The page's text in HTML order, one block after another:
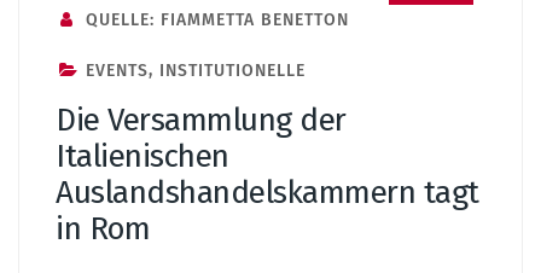
QUELLE: FIAMMETTA BENETTON
EVENTS, INSTITUTIONELLE
Die Versammlung der
Italienischen
Auslandshandelskammern tagt
in Rom